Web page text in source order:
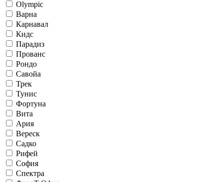
Olympic
Варна
Карнавал
Кидс
Парадиз
Прованс
Рондо
Савойа
Трек
Тунис
Фортуна
Вита
Ария
Вереск
Садко
Рифей
София
Спектра